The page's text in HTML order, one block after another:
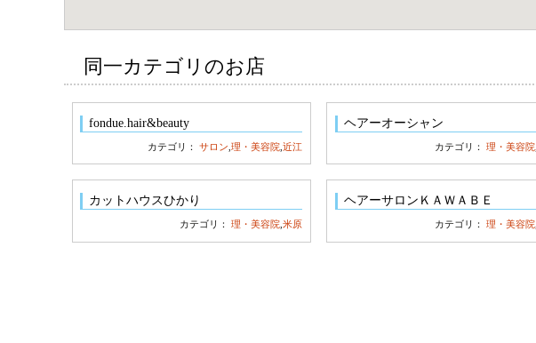
同一カテゴリのお店
fondue.hair&beauty
カテゴリ：サロン ,理・美容院 ,近江
ヘアーオーシャン
カテゴリ：理・美容院
カットハウスひかり
カテゴリ：理・美容院 ,米原
ヘアーサロンＫＡＷＡＢＥ
カテゴリ：理・美容院